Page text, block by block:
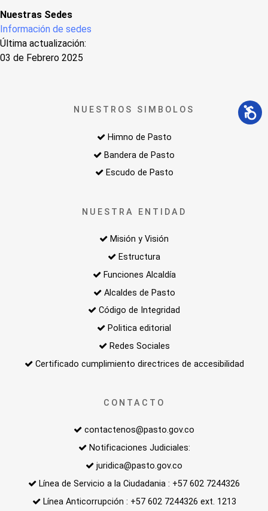
Nuestras Sedes
Información de sedes
Última actualización:
03 de Febrero 2025
NUESTROS SIMBOLOS
Himno de Pasto
Bandera de Pasto
Escudo de Pasto
NUESTRA ENTIDAD
Misión y Visión
Estructura
Funciones Alcaldía
Alcaldes de Pasto
Código de Integridad
Politica editorial
Redes Sociales
Certificado cumplimiento directrices de accesibilidad
CONTACTO
contactenos@pasto.gov.co
Notificaciones Judiciales:
juridica@pasto.gov.co
Línea de Servicio a la Ciudadania : +57 602 7244326
Línea Anticorrupción : +57 602 7244326 ext. 1213